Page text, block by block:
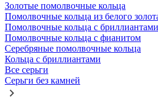
Золотые помолвочные кольца
Помолвочные кольца из белого
Помолвочные кольца с бриллиантами
Помолвочные кольца с фианитом
Серебряные помолвочные кольца
Кольца с бриллиантами
Все серьги
Серьги без камней